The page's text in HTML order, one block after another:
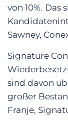
von 10%. Das
Sawney,
Signature
sind davon
großer
Franje,